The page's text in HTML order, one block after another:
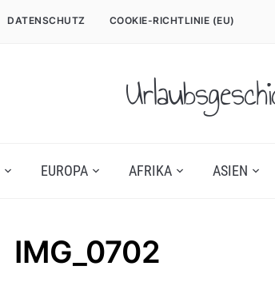
DATENSCHUTZ COOKIE-RICHTLINIE (EU)
EUROPA AFRIKA ASIEN
IMG_0702